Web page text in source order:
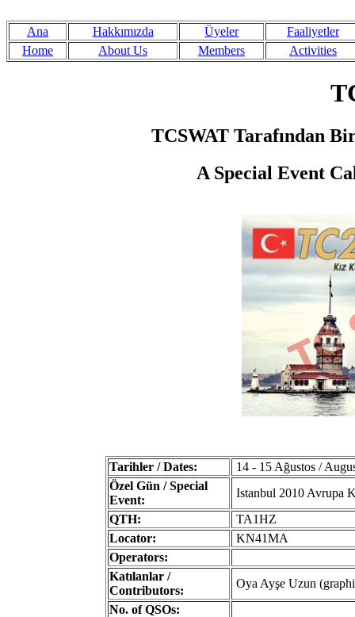
Ana Hakkımızda Üyeler
Faaliyetler
Home
About Us Members Activities
TCSWAT Tarafından
A Special Event
Tarihler / Dates:
14 - 15 Ağustos /
Özel Gün / Special
Event:
Istanbul 2010 Avrupa
QTH:
TA1HZ
Locator:
KN41MA
Operators:
Katılanlar /
Contributors:
Oya Ayşe Uzun
No. of QSOs: